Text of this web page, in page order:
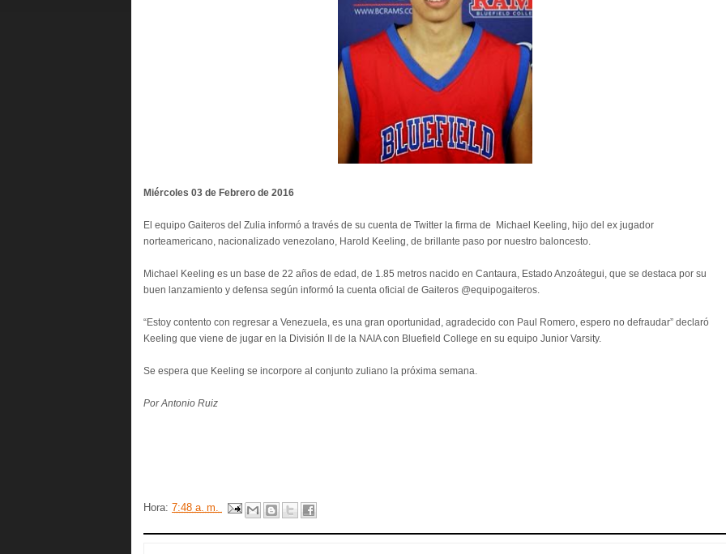
Miércoles 03 de Febrero de 2016
El equipo Gaiteros del Zulia informó a través de su cuenta de Twitter la firma de Michael Keeling, hijo del ex jugador
norteamericano, nacionalizado venezolano, Harold Keeling, de brillante paso por nuestro baloncesto.
Michael Keeling es un base de 22 años de edad, de 1.85 metros nacido en Cantaura, Estado Anzoátegui, que se destaca por su
buen lanzamiento y defensa según informó la cuenta oficial de Gaiteros @equipogaiteros.
“Estoy contento con regresar a Venezuela, es una gran oportunidad, agradecido con Paul Romero, espero no defraudar” declaró
Keeling que viene de jugar en la División II de la NAIA con Bluefield College en su equipo Junior Varsity.
Se espera que Keeling se incorpore al conjunto zuliano la próxima semana.
Por Antonio Ruiz
Hora: 7:48 a. m.